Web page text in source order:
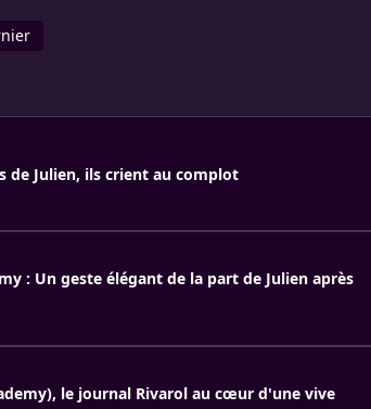
de Julien, ils crient au complot
: Un geste élégant de la part de Julien après
le journal Rivarol au cœur d'une vive